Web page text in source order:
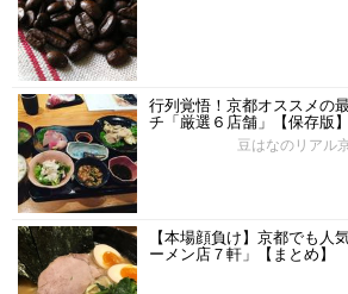
行列覚悟！京都オススメの
チ「厳選６店舗」【保存版】
豆はなのリアル
【本場顔負け】京都でも人
ーメン店７軒」【まとめ】